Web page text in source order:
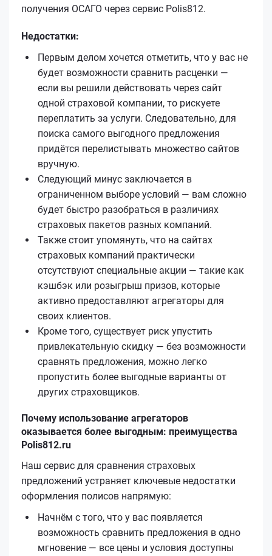
получения ОСАГО через сервис Polis812.
Недостатки:
Первым делом хочется отметить, что у вас не
будет возможности сравнить расценки —
если вы решили действовать через сайт
одной страховой компании, то рискуете
переплатить за услуги. Следовательно, для
поиска самого выгодного предложения
придётся перелистывать множество сайтов
вручную.
Следующий минус заключается в
ограниченном выборе условий — вам сложно
будет быстро разобраться в различиях
страховых пакетов разных компаний.
Также стоит упомянуть, что на сайтах
страховых компаний практически
отсутствуют специальные акции — такие как
кэшбэк или розыгрыш призов, которые
активно предоставляют агрегаторы для
своих клиентов.
Кроме того, существует риск упустить
привлекательную скидку — без возможности
сравнять предложения, можно легко
пропустить более выгодные варианты от
других страховщиков.
Почему использование агрегаторов
оказывается более выгодным: преимущества
Polis812.ru
Наш сервис для сравнения страховых
предложений устраняет ключевые недостатки
оформления полисов напрямую:
Начнём с того, что у вас появляется
возможность сравнить предложения в одно
мгновение — все цены и условия доступны